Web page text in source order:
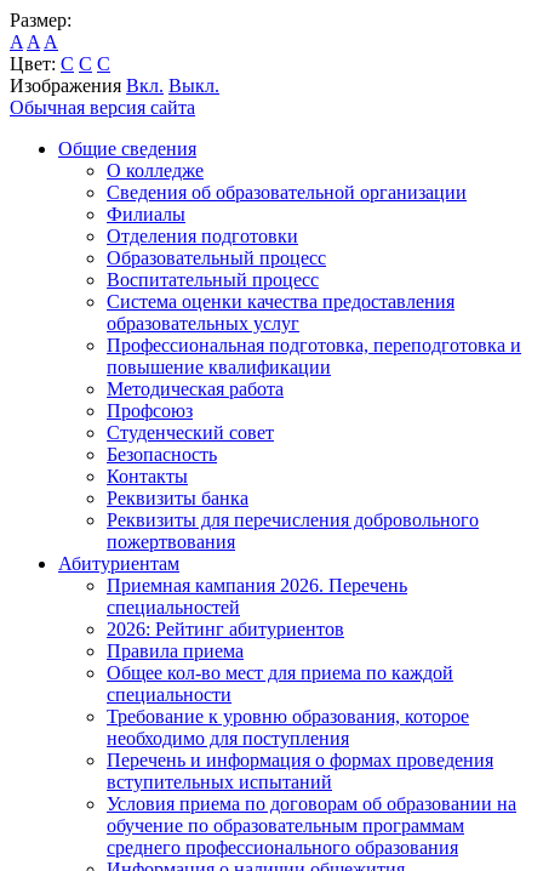
Размер:
A A A
Цвет: C C C
Изображения Вкл. Выкл.
Обычная версия сайта
Общие сведения
О колледже
Сведения об образовательной организации
Филиалы
Отделения подготовки
Образовательный процесс
Воспитательный процесс
Система оценки качества предоставления
образовательных услуг
Профессиональная подготовка, переподготовка и
повышение квалификации
Методическая работа
Профсоюз
Студенческий совет
Безопасность
Контакты
Реквизиты банка
Реквизиты для перечисления добровольного
пожертвования
Абитуриентам
Приемная кампания 2026. Перечень
специальностей
2026: Рейтинг абитуриентов
Правила приема
Общее кол-во мест для приема по каждой
специальности
Требование к уровню образования, которое
необходимо для поступления
Перечень и информация о формах проведения
вступительных испытаний
Условия приема по договорам об образовании на
обучение по образовательным программам
среднего профессионального образования